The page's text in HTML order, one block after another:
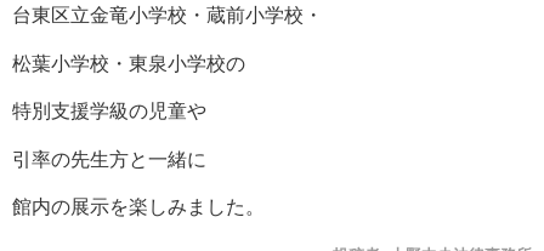
台東区立金竜小学校・蔵前小学校・
松葉小学校・東泉小学校の
特別支援学級の児童や
引率の先生方と一緒に
館内の展示を楽しみました。